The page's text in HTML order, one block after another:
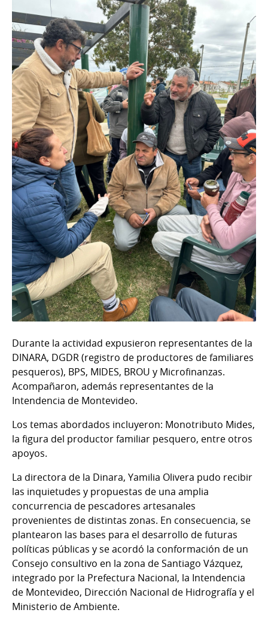
Durante la actividad expusieron representantes de la
DINARA, DGDR (registro de productores de familiares
pesqueros), BPS, MIDES, BROU y Microfinanzas.
Acompañaron, además representantes de la
Intendencia de Montevideo.
Los temas abordados incluyeron: Monotributo Mides,
la figura del productor familiar pesquero, entre otros
apoyos.
La directora de la Dinara, Yamilia Olivera pudo recibir
las inquietudes y propuestas de una amplia
concurrencia de pescadores artesanales
provenientes de distintas zonas. En consecuencia, se
plantearon las bases para el desarrollo de futuras
políticas públicas y se acordó la conformación de un
Consejo consultivo en la zona de Santiago Vázquez,
integrado por la Prefectura Nacional, la Intendencia
de Montevideo, Dirección Nacional de Hidrografía y el
Ministerio de Ambiente.